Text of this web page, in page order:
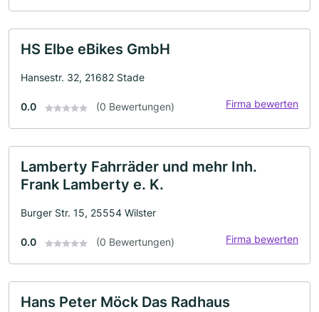
HS Elbe eBikes GmbH
Hansestr. 32, 21682 Stade
0.0 (0 Bewertungen) Firma bewerten
Lamberty Fahrräder und mehr Inh.
Frank Lamberty e. K.
Burger Str. 15, 25554 Wilster
0.0 (0 Bewertungen) Firma bewerten
Hans Peter Möck Das Radhaus